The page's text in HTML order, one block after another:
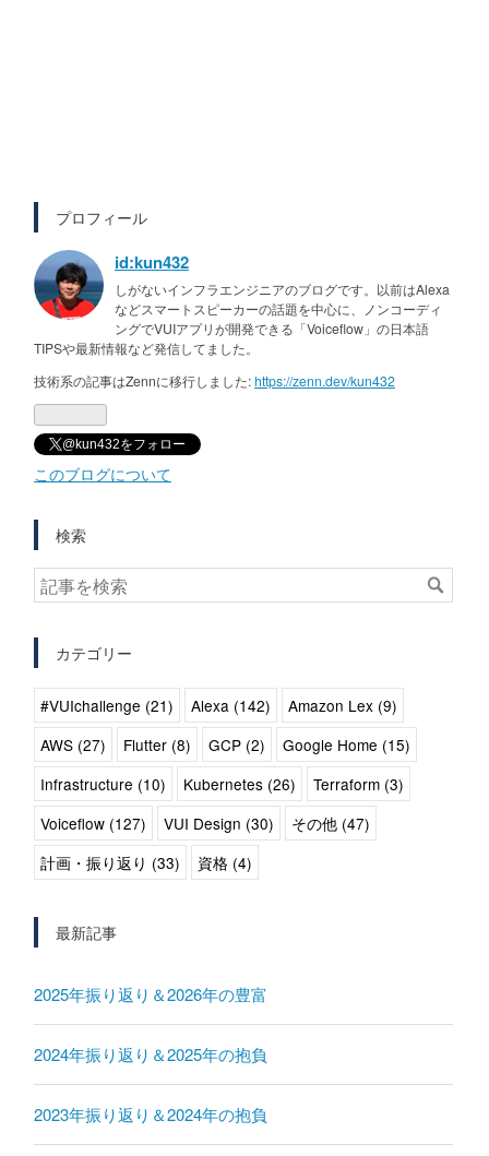
プロフィール
id:kun432
しがないインフラエンジニアのブログです。以前はAlexa
などスマートスピーカーの話題を中心に、ノンコーディ
ングでVUIアプリが開発できる「Voiceflow」の日本語
TIPSや最新情報など発信してました。
技術系の記事はZennに移行しました:https://zenn.dev/kun432
@kun432をフォロー
このブログについて
検索
カテゴリー
#VUIchallenge (21) Alexa (142)
Amazon Lex (9)
AWS (27)
Flutter (8) GCP (2)
Google Home (15)
Infrastructure (10)
Kubernetes (26)
Terraform (3)
Voiceflow (127)
VUI Design (30)
その他 (47)
計画・振り返り (33)
資格 (4)
最新記事
2025年振り返り＆2026年の豊富
2024年振り返り＆2025年の抱負
2023年振り返り＆2024年の抱負